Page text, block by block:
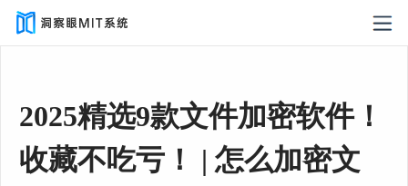
2025精选9款文件加密软件！
收藏不吃亏！ | 怎么加密文